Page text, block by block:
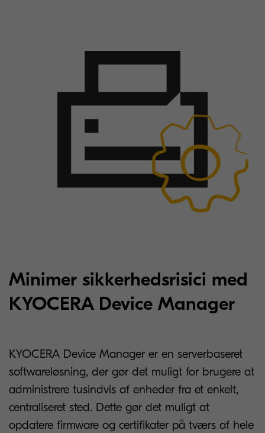
Minimer sikkerhedsrisici med
KYOCERA Device Manager
KYOCERA Device Manager er en serverbaseret
softwareløsning, der gør det muligt for brugere at
administrere tusindvis af enheder fra et enkelt,
centraliseret sted. Dette gør det muligt at
opdatere firmware og certifikater på tværs af hele